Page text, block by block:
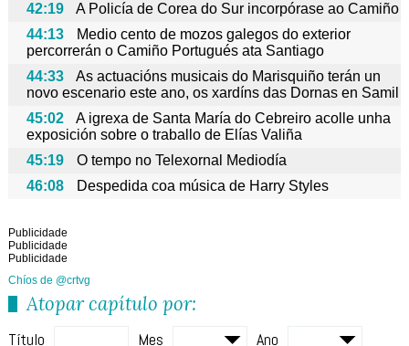
42:19
A Policía de Corea do Sur incorpórase ao Camiño
44:13
Medio cento de mozos galegos do exterior
percorrerán o Camiño Portugués ata Santiago
44:33
As actuacións musicais do Marisquiño terán un
novo escenario este ano, os xardíns das Dornas en Samil
45:02
A igrexa de Santa María do Cebreiro acolle unha
exposición sobre o traballo de Elías Valiña
45:19
O tempo no Telexornal Mediodía
46:08
Despedida coa música de Harry Styles
Publicidade
Publicidade
Publicidade
Chíos de @crtvg
Atopar capítulo por:
Título Mes Ano